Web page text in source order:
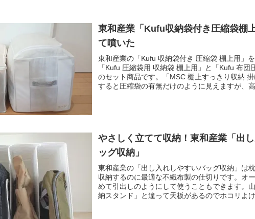
東和産業「Kufu収納袋付き圧縮袋棚
て噴いた
東和産業の「Kufu 収納袋付き 圧縮袋 棚上用」を
「Kufu 圧縮袋用 収納袋 棚上用」と「Kufu 布団
のセット商品です。「MSC 棚上すっきり収納
すると圧縮袋の有無だけのように見えますが、
やさしく立てて収納！東和産業「出
ッグ収納」
東和産業の「出し入れしやすいバッグ収納」は
収納するのに最適な不織布製の仕切りです。オ
めて引出しのようにして使うこともできます。
納スタンド」と違って天板があるのでホコリよ